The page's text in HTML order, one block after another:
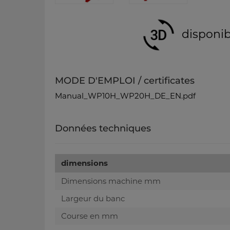
MODE D'EMPLOI / certificates
Manual_WP10H_WP20H_DE_EN.pdf
Données techniques
dimensions
Dimensions machine mm
Largeur du banc
Course en mm